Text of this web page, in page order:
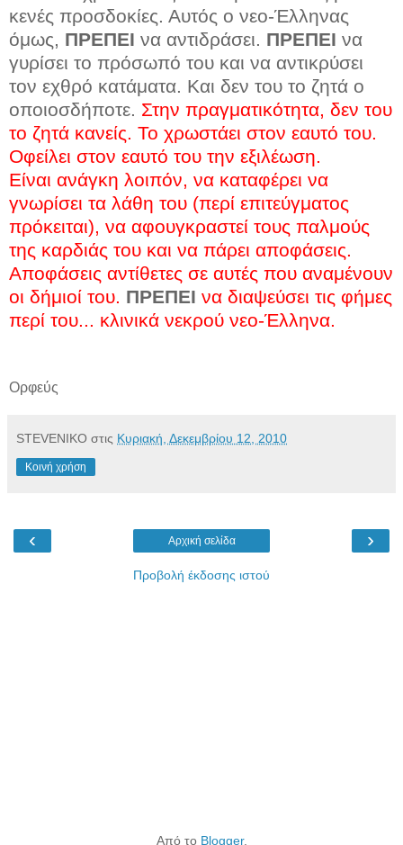
κενές προσδοκίες. Αυτός ο νεο-Έλληνας
όμως, ΠΡΕΠΕΙ να αντιδράσει. ΠΡΕΠΕΙ να
γυρίσει το πρόσωπό του και να αντικρύσει
τον εχθρό κατάματα. Και δεν του το ζητά ο
οποιοσδήποτε. Στην πραγματικότητα, δεν του
το ζητά κανείς. Το χρωστάει στον εαυτό του.
Οφείλει στον εαυτό του την εξιλέωση.
Είναι ανάγκη λοιπόν, να καταφέρει να
γνωρίσει τα λάθη του (περί επιτεύγματος
πρόκειται), να αφουγκραστεί τους παλμούς
της καρδιάς του και να πάρει αποφάσεις.
Αποφάσεις αντίθετες σε αυτές που αναμένουν
οι δήμιοί του. ΠΡΕΠΕΙ να διαψεύσει τις φήμες
περί του... κλινικά νεκρού νεο-Έλληνα.
Ορφεύς
STEVENIKO στις Κυριακή, Δεκεμβρίου 12, 2010
Κοινή χρήση
‹ ›
Αρχική σελίδα
Προβολή έκδοσης ιστού
Από το Blogger.